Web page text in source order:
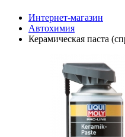
Интернет-магазин
Автохимия
Керамическая паста